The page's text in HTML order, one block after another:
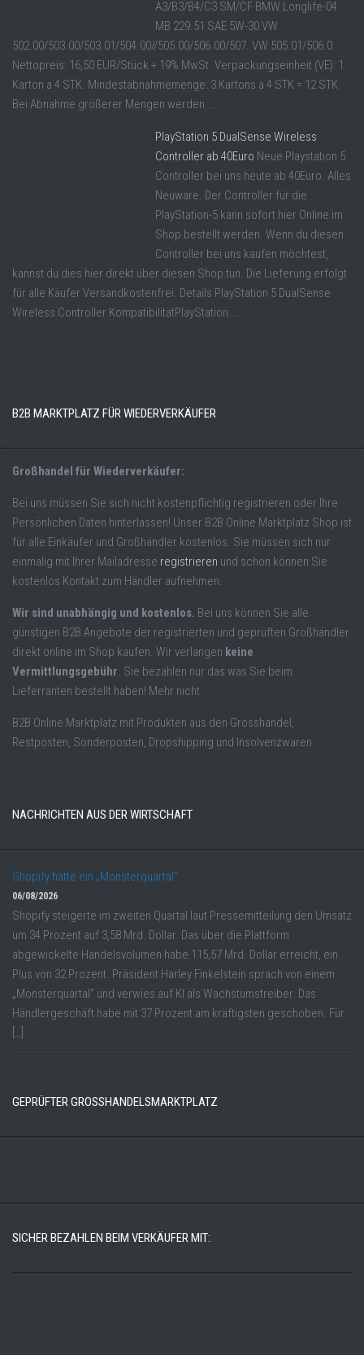
A3/B3/B4/C3 SM/CF BMW Longlife-04
MB 229.51 SAE 5W-30 VW
502.00/503.00/503.01/504.00//505.00/506.00/507. VW 505.01/506.0
Nettopreis: 16,50 EUR/Stück + 19% MwSt. Verpackungseinheit (VE): 1
Karton a 4 STK. Mindestabnahmemenge: 3 Kartons a 4 STK = 12 STK
Bei Abnahme größerer Mengen werden ...
PlayStation 5 DualSense Wireless
Controller ab 40Euro Neue Playstation 5
Controller bei uns heute ab 40Euro. Alles
Neuware. Der Controller für die
PlayStation-5 kann sofort hier Online im
Shop bestellt werden. Wenn du diesen
Controller bei uns kaufen möchtest,
kannst du dies hier direkt über diesen Shop tun. Die Lieferung erfolgt
für alle Käufer Versandkostenfrei. Details PlayStation 5 DualSense
Wireless Controller KompatibilitätPlayStation ...
B2B MARKTPLATZ FÜR WIEDERVERKÄUFER
Großhandel für Wiederverkäufer:
Bei uns müssen Sie sich nicht kostenpflichtig registrieren oder Ihre
Persönlichen Daten hinterlassen! Unser B2B Online Marktplatz Shop ist
für alle Einkäufer und Großhändler kostenlos. Sie müssen sich nur
einmalig mit Ihrer Mailadresse registrieren und schon können Sie
kostenlos Kontakt zum Händler aufnehmen.
Wir sind unabhängig und kostenlos. Bei uns können Sie alle
günstigen B2B Angebote der registrierten und geprüften Großhändler
direkt online im Shop kaufen. Wir verlangen keine
Vermittlungsgebühr. Sie bezahlen nur das was Sie beim
Lieferranten bestellt haben! Mehr nicht.
B2B Online Marktplatz mit Produkten aus den Grosshandel,
Restposten, Sonderposten, Dropshipping und Insolvenzwaren.
NACHRICHTEN AUS DER WIRTSCHAFT
Shopify hatte ein „Monsterquartal“
06/08/2026
Shopify steigerte im zweiten Quartal laut Pressemitteilung den Umsatz
um 34 Prozent auf 3,58 Mrd. Dollar. Das über die Plattform
abgewickelte Handelsvolumen habe 115,57 Mrd. Dollar erreicht, ein
Plus von 32 Prozent. Präsident Harley Finkelstein sprach von einem
„Monsterquartal“ und verwies auf KI als Wachstumstreiber. Das
Händlergeschäft habe mit 37 Prozent am kräftigsten geschoben. Für
[…]
GEPRÜFTER GROSSHANDELSMARKTPLATZ
SICHER BEZAHLEN BEIM VERKÄUFER MIT: